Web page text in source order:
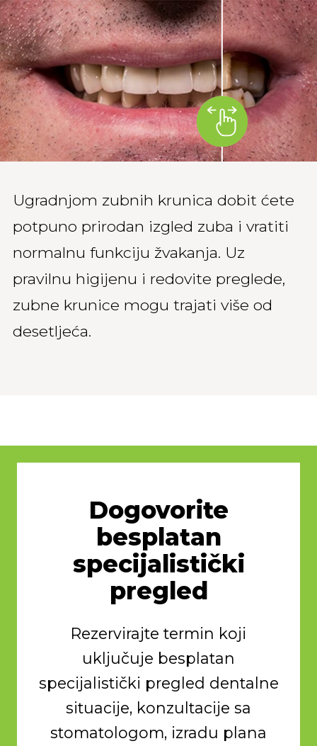
Ugradnjom zubnih krunica dobit ćete
potpuno prirodan izgled zuba i vratiti
normalnu funkciju žvakanja. Uz
pravilnu higijenu i redovite preglede,
zubne krunice mogu trajati više od
desetljeća.
Dogovorite
besplatan
specijalistički
pregled
Rezervirajte termin koji
uključuje besplatan
specijalistički pregled dentalne
situacije, konzultacije sa
stomatologom, izradu plana